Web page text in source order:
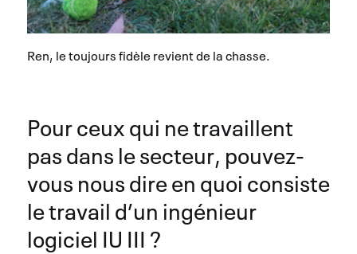
Ren, le toujours fidèle revient de la chasse.
Pour ceux qui ne travaillent
pas dans le secteur, pouvez-
vous nous dire en quoi consiste
le travail d’un ingénieur
logiciel IU III ?